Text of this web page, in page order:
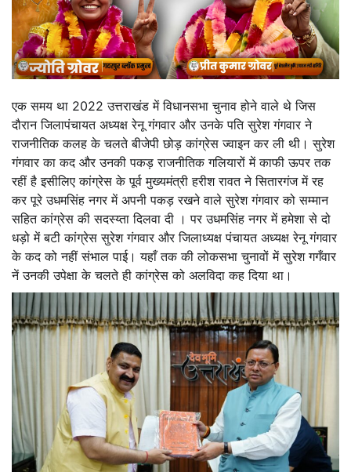
एक समय था 2022 उत्तराखंड में विधानसभा चुनाव होने वाले थे जिस
दौरान जिलापंचायत अध्यक्ष रेनू गंगवार और उनके पति सुरेश गंगवार ने
राजनीतिक कलह के चलते बीजेपी छोड़ कांग्रेस ज्वाइन कर ली थी। सुरेश
गंगवार का कद और उनकी पकड़ राजनीतिक गलियारों में काफी ऊपर तक
रहीं है इसीलिए कांग्रेस के पूर्व मुख्यमंत्री हरीश रावत ने सितारगंज में रह
कर पूरे उधमसिंह नगर में अपनी पकड़ रखने वाले सुरेश गंगवार को सम्मान
सहित कांग्रेस की सदस्य्ता दिलवा दी । पर उधमसिंह नगर में हमेशा से दो
धड़ो में बटी कांग्रेस सुरेश गंगवार और जिलाध्यक्ष पंचायत अध्यक्ष रेनू गंगवार
के कद को नहीं संभाल पाई। यहाँ तक की लोकसभा चुनावों में सुरेश गगँवार
नें उनकी उपेक्षा के चलते ही कांग्रेस को अलविदा कह दिया था।